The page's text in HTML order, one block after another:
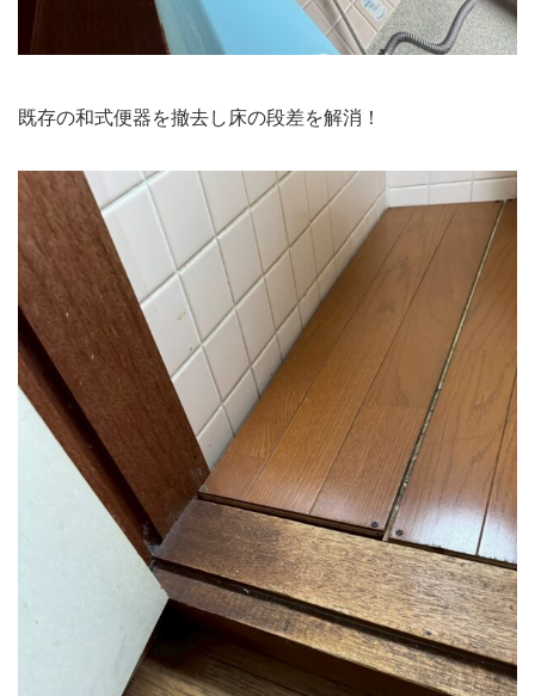
既存の和式便器を撤去し床の段差を解消！